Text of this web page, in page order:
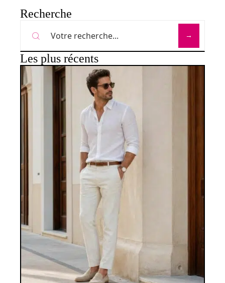
Recherche
Les plus récents